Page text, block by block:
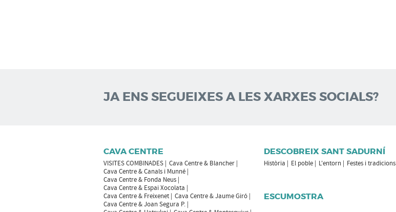
JA ENS SEGUEIXES A LES XARXES SOCIALS?
CAVA CENTRE
VISITES COMBINADES
Cava Centre & Blancher
Cava Centre & Canals i Munné
Cava Centre & Fonda Neus
Cava Centre & Espai Xocolata
Cava Centre & Freixenet
Cava Centre & Jaume Giró
Cava Centre & Joan Segura P.
DESCOBREIX SANT SADURNÍ
Història El poble L'entorn Festes i tradicions
ESCUMOSTRA